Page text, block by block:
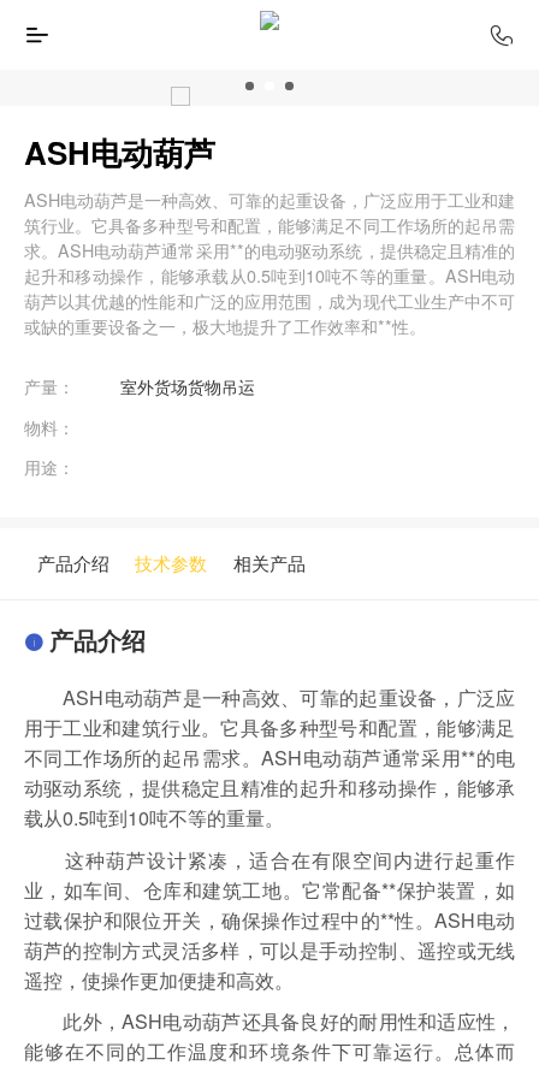
ASH电动葫芦
ASH电动葫芦是一种高效、可靠的起重设备，广泛应用于工业和建
筑行业。它具备多种型号和配置，能够满足不同工作场所的起吊需
求。ASH电动葫芦通常采用**的电动驱动系统，提供稳定且精准的
起升和移动操作，能够承载从0.5吨到10吨不等的重量。ASH电动
葫芦以其优越的性能和广泛的应用范围，成为现代工业生产中不可
或缺的重要设备之一，极大地提升了工作效率和**性。
产量：
室外货场货物吊运
物料：
用途：
产品介绍 技术参数 相关产品
产品介绍
ASH电动葫芦是一种高效、可靠的起重设备，广泛应
用于工业和建筑行业。它具备多种型号和配置，能够满足
不同工作场所的起吊需求。ASH电动葫芦通常采用**的电
动驱动系统，提供稳定且精准的起升和移动操作，能够承
载从0.5吨到10吨不等的重量。
这种葫芦设计紧凑，适合在有限空间内进行起重作
业，如车间、仓库和建筑工地。它常配备**保护装置，如
过载保护和限位开关，确保操作过程中的**性。ASH电动
葫芦的控制方式灵活多样，可以是手动控制、遥控或无线
遥控，使操作更加便捷和高效。
此外，ASH电动葫芦还具备良好的耐用性和适应性，
能够在不同的工作温度和环境条件下可靠运行。总体而